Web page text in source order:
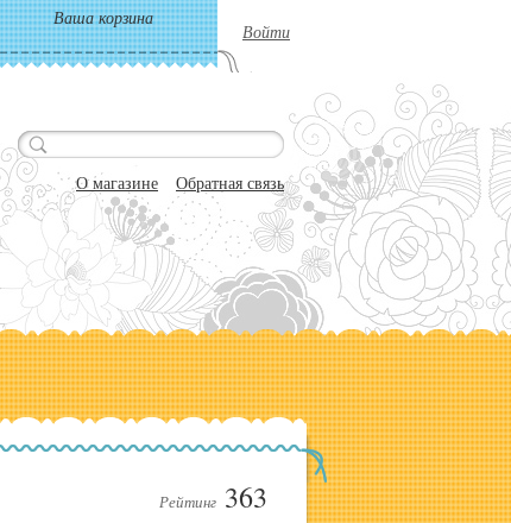
Ваша корзина
Войти
О магазине Обратная связь
Рейтинг 363